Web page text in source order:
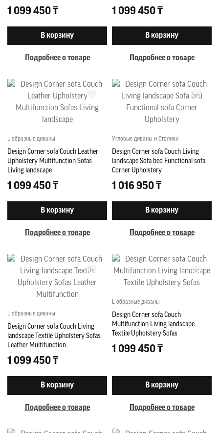
1 099 450 ₸
В корзину
Подробнее о товаре
1 099 450 ₸
В корзину
Подробнее о товаре
L образные диваны
Design Corner sofa Couch Leather
Upholstery Multifunction Sofas
Living landscape
1 099 450 ₸
В корзину
Подробнее о товаре
Угловые диваны и Столики
Design Corner sofa Couch Living
landscape Sofa bed Functional sofa
Corner Upholstery
1 016 950 ₸
В корзину
Подробнее о товаре
L образные диваны
Design Corner sofa Couch Living
landscape Textile Upholstery Sofas
Leather Multifunction
1 099 450 ₸
В корзину
Подробнее о товаре
L образные диваны
Design Corner sofa Couch
Multifunction Living landscape
Textile Upholstery Sofas
1 099 450 ₸
В корзину
Подробнее о товаре